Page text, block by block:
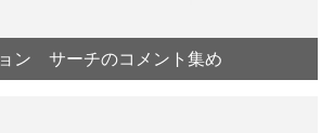
ン サーチのコメント集め